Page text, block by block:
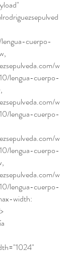
cuerpo-
w
lengua-cuerpo-
w
lengua-cuerpo-
w
lengua-cuerpo-
w
lengua-cuerpo-
width: